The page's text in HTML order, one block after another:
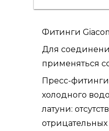
Фитинги
Для
применяться
Пресс-
холодного
латуни:
отрицательных